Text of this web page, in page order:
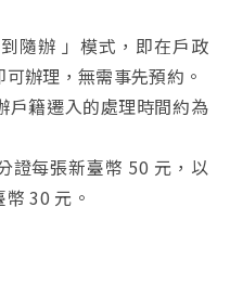
隨辦 」模式，即在戶政
辦理，無需事先預約。
戶籍遷入的處理時間約為
證每張新臺幣 50 元，以
30 元。